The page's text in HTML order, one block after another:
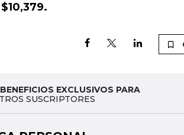
EXCLUSIVOS PARA
SUSCRIPTORES